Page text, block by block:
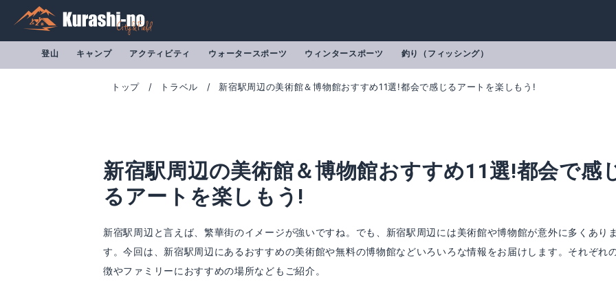
登山 キャンプ アクティビティ ウォータースポーツ ウィンタースポーツ 釣り（フィッシング）
トップ トラベル 新宿駅周辺の美術館＆博物館おすすめ11選!都会で感じるアートを楽しもう!
新宿駅周辺の美術館＆博物館おすすめ11選!都会で感
るアートを楽しもう!
新宿駅周辺と言えば、繁華街のイメージが強いですね。でも、新宿駅周辺には美術館や博物館が意外に多くありま
す。今回は、新宿駅周辺にあるおすすめの美術館や無料の博物館などいろいろな情報をお届けします。それぞれ
徴やファミリーにおすすめの場所などもご紹介。